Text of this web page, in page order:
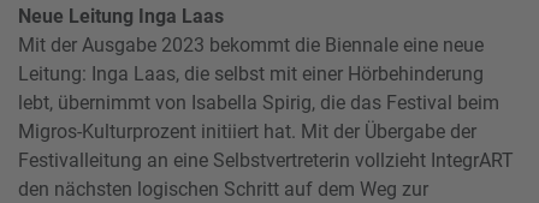
Neue Leitung Inga Laas
Mit der Ausgabe 2023 bekommt die Biennale eine neue
Leitung: Inga Laas, die selbst mit einer Hörbehinderung
lebt, übernimmt von Isabella Spirig, die das Festival beim
Migros-Kulturprozent initiiert hat. Mit der Übergabe der
Festivalleitung an eine Selbstvertreterin vollzieht IntegrART
den nächsten logischen Schritt auf dem Weg zur